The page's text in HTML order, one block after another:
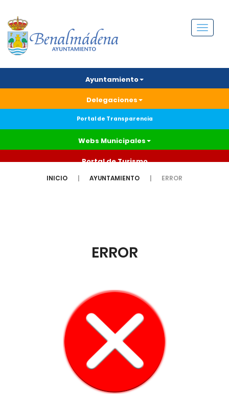
Menú
Ayuntamiento
Delegaciones
Portal de Transparencia
Webs Municipales
Portal de Turismo
INICIO AYUNTAMIENTO ERROR
ERROR